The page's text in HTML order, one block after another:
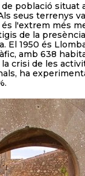
població situat
seus terrenys
és l'extrem més
de la
El 1950 és
amb 638
la crisi de les
ha